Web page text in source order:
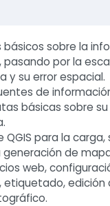
sobre la
por la
y su error espacial.
de
básicas sobre
QGIS para la
de
web,